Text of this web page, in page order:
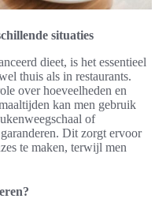
situaties
dieet, is het essentieel
thuis als in restaurants.
over hoeveelheden en
kan men gebruik
of
Dit zorgt ervoor
te maken, terwijl men